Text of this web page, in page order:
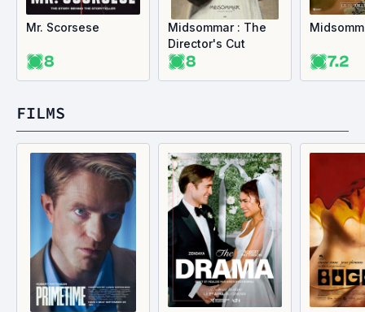
Mr. Scorsese
8
Midsommar : The
Director's Cut
8 7.2
FILMS